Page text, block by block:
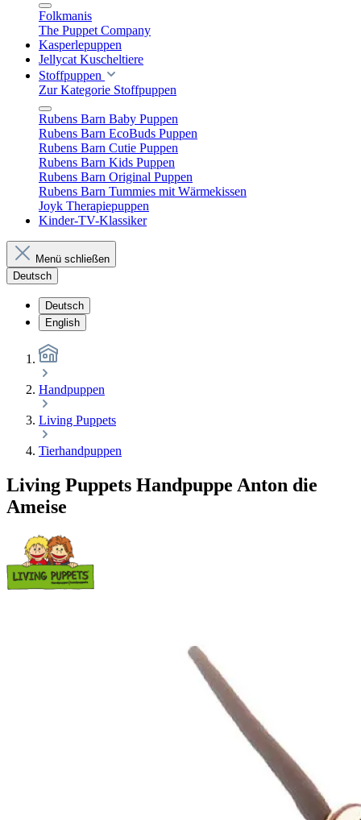
Folkmanis
The Puppet Company
Kasperlepuppen
Jellycat Kuscheltiere
Stoffpuppen
Zur Kategorie Stoffpuppen
Rubens Barn Baby Puppen
Rubens Barn EcoBuds Puppen
Rubens Barn Cutie Puppen
Rubens Barn Kids Puppen
Rubens Barn Original Puppen
Rubens Barn Tummies mit Wärmekissen
Joyk Therapiepuppen
Kinder-TV-Klassiker
Menü schließen
Deutsch
Deutsch
English
Handpuppen
Living Puppets
Tierhandpuppen
Living Puppets Handpuppe Anton die
Ameise